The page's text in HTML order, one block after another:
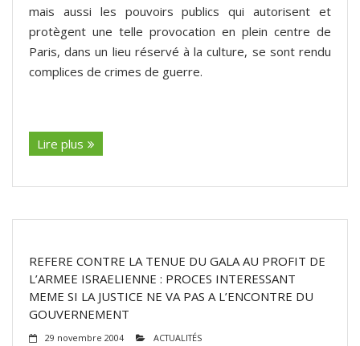
mais aussi les pouvoirs publics qui autorisent et
protègent une telle provocation en plein centre de
Paris, dans un lieu réservé à la culture, se sont rendu
complices de crimes de guerre.
Lire plus
REFERE CONTRE LA TENUE DU GALA AU PROFIT DE
L’ARMEE ISRAELIENNE : PROCES INTERESSANT
MEME SI LA JUSTICE NE VA PAS A L’ENCONTRE DU
GOUVERNEMENT
29 novembre 2004 ACTUALITÉS